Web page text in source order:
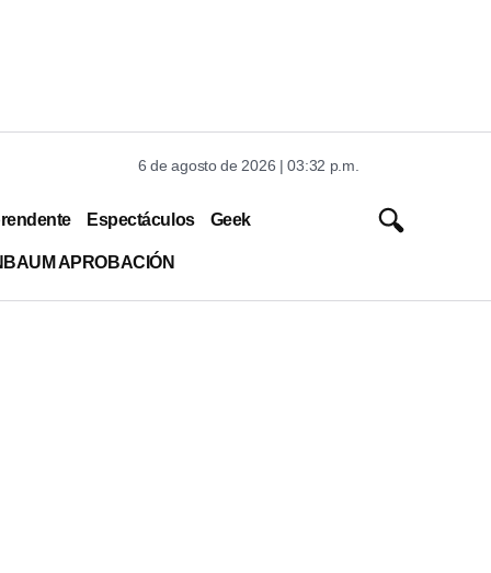
6 de agosto de 2026 | 03:32 p.m.
Espectáculos Geek
APROBACIÓN